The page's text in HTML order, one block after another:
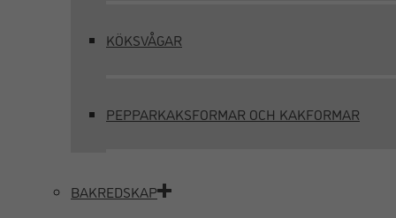
KÖKSVÅGAR
PEPPARKAKSFORMAR OCH KAKFORMAR
BAKREDSKAP